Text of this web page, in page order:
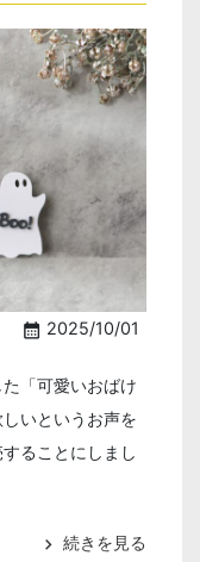
calendar_month 2025/10/01
「可愛いおばけ
いというお声を
ることにしまし
chevron_right 続きを見る